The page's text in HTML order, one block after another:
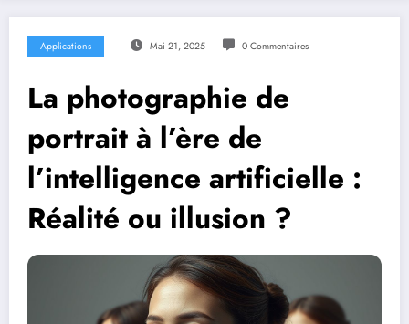
Applications Mai 21, 2025 0 Commentaires
La photographie de
portrait à l’ère de
l’intelligence artificielle :
Réalité ou illusion ?